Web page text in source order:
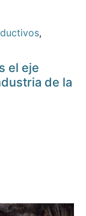
,
el eje
de la